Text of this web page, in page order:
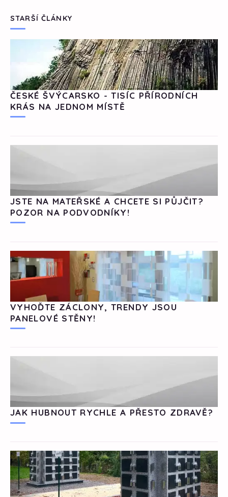
STARŠÍ ČLÁNKY
ČESKÉ ŠVÝCARSKO - TISÍC PŘÍRODNÍCH
KRÁS NA JEDNOM MÍSTĚ
JSTE NA MATEŘSKÉ A CHCETE SI PŮJČIT?
POZOR NA PODVODNÍKY!
VYHOĎTE ZÁCLONY, TRENDY JSOU
PANELOVÉ STĚNY!
JAK HUBNOUT RYCHLE A PŘESTO ZDRAVĚ?